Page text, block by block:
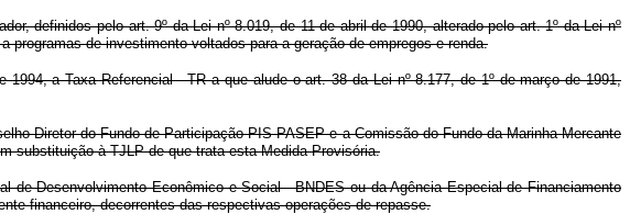
definidos pelo art. 9º da Lei nº 8.019, de 11 de abril de 1990, alterado pelo art. 1º da Lei nº
de investimento voltados para a geração de empregos e renda.
a Taxa Referencial - TR a que alude o art. 38 da Lei nº 8.177, de 1º de março de 1991,
Diretor do Fundo de Participação PIS-PASEP e a Comissão do Fundo da Marinha Mercante
substituição à TJLP de que trata esta Medida Provisória.
Desenvolvimento Econômico e Social - BNDES ou da Agência Especial de Financiamento
financeiro, decorrentes das respectivas operações de repasse.